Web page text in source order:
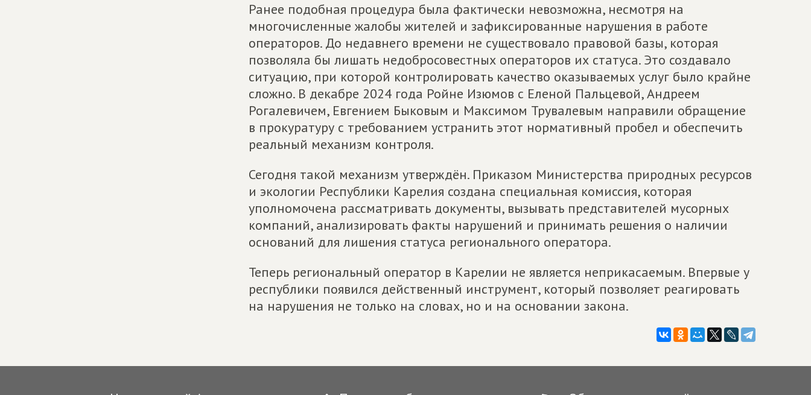
Ранее подобная процедура была фактически невозможна, несмотря на
многочисленные жалобы жителей и зафиксированные нарушения в работе
операторов. До недавнего времени не существовало правовой базы, которая
позволяла бы лишать недобросовестных операторов их статуса. Это создавало
ситуацию, при которой контролировать качество оказываемых услуг было крайне
сложно. В декабре 2024 года Ройне Изюмов с Еленой Пальцевой, Андреем
Рогалевичем, Евгением Быковым и Максимом Трувалевым направили обращение
в прокуратуру с требованием устранить этот нормативный пробел и обеспечить
реальный механизм контроля.
Сегодня такой механизм утверждён. Приказом Министерства природных ресурсов
и экологии Республики Карелия создана специальная комиссия, которая
уполномочена рассматривать документы, вызывать представителей мусорных
компаний, анализировать факты нарушений и принимать решения о наличии
оснований для лишения статуса регионального оператора.
Теперь региональный оператор в Карелии не является неприкасаемым. Впервые у
республики появился действенный инструмент, который позволяет реагировать
на нарушения не только на словах, но и на основании закона.